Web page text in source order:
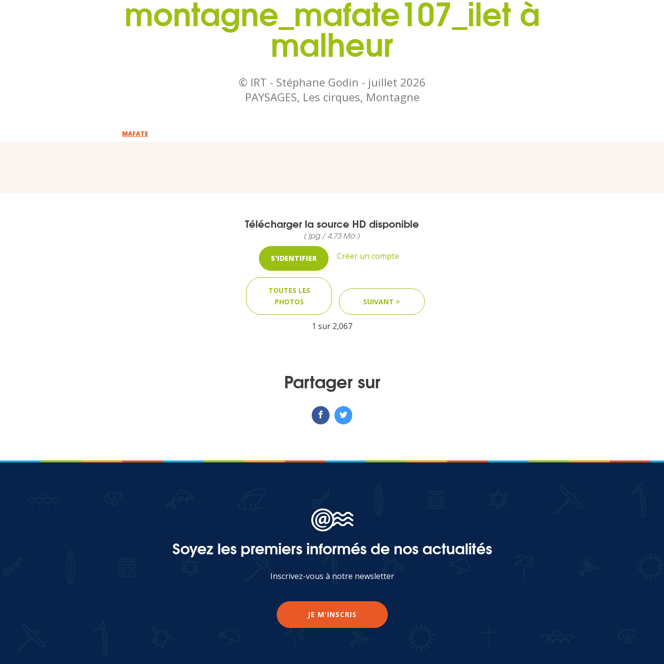
montagne_mafate107_ilet à
malheur
© IRT - Stéphane Godin - juillet 2026
PAYSAGES, Les cirques, Montagne
MAFATE
Télécharger la source HD disponible
( jpg / 4.73 Mo )
S'IDENTIFIER Créer un compte
TOUTES LES
PHOTOS
SUIVANT >
1 sur 2,067
Partager sur
Soyez les premiers informés de nos actualités
Inscrivez-vous à notre newsletter
JE M'INSCRIS